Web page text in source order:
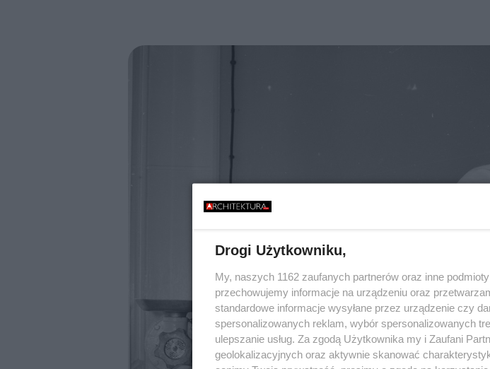
Drogi Użytkowniku,
My, naszych 1162 zaufanych partnerów oraz inne
przechowujemy informacje na urządzeniu oraz
standardowe informacje wysyłane przez urządzenie czy
spersonalizowanych reklam, wybór spersonalizowanych
ulepszanie usług. Za zgodą Użytkownika my i Zaufani
geolokalizacyjnych oraz aktywnie skanować